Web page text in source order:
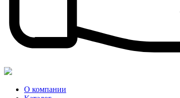
О компании